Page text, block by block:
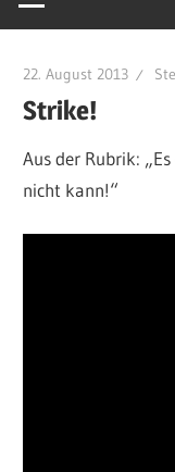
22. August 2013
Strike!
Aus der Rubrik:
nicht kann!“